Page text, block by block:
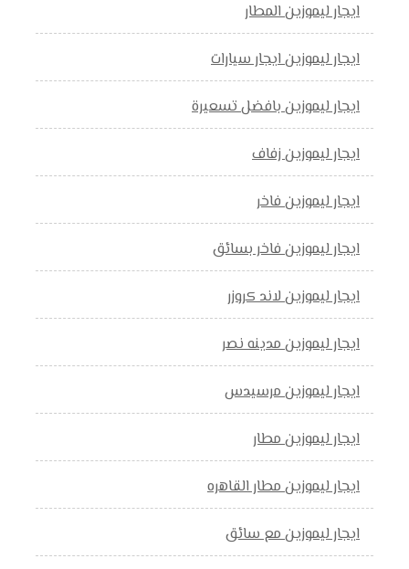
ايجار ليموزين المطار
ايجار ليموزين ايجار سيارات
ايجار ليموزين بافضل تسعيرة
ايجار ليموزين زفاف
ايجار ليموزين فاخر
ايجار ليموزين فاخر بسائق
ايجار ليموزين لاند كروزر
ايجار ليموزين مدينه نصر
ايجار ليموزين مرسيدس
ايجار ليموزين مطار
ايجار ليموزين مطار القاهره
ايجار ليموزين مع سائق